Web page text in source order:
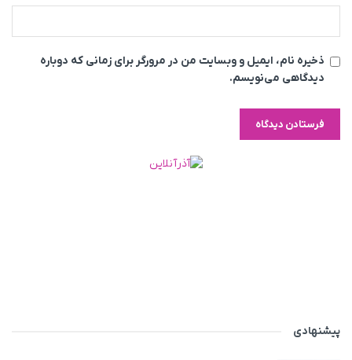
ذخیره نام، ایمیل و وبسایت من در مرورگر برای زمانی که دوباره
دیدگاهی می‌نویسم.
پیشنهادی